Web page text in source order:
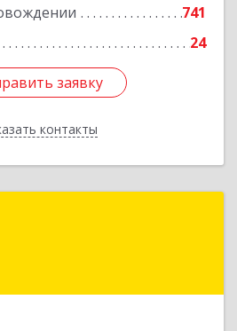
741
24
заявку
контакты
заявку
Назад
Респ, г.о. город